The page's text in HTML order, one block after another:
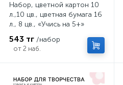
Набор, цветной картон 10
л.,10 цв., цветная бумага 16
л., 8 цв., «Учись на 5+»
543 тг /набор
от 2 наб.